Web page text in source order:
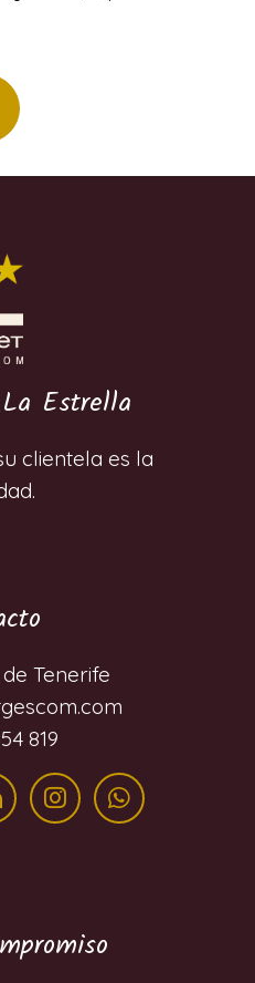
Estrella
clientela es la
Tenerife
819